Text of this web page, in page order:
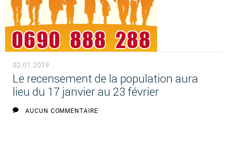
02.01.2019
Le recensement de la population aura
lieu du 17 janvier au 23 février
AUCUN COMMENTAIRE